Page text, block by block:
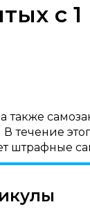
с 1
течение
штрафные